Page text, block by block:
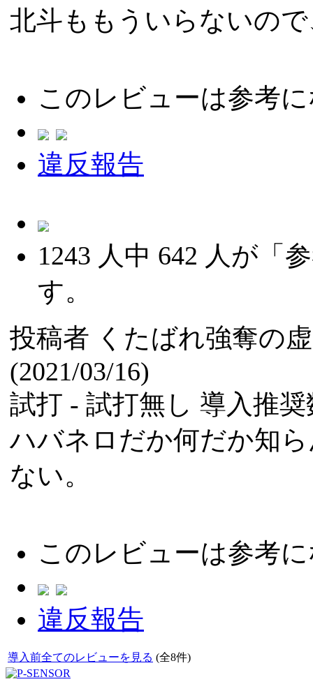
北斗ももういらないの
このレビューは参考
違反報告
1243 人中 642 人が「
す。
投稿者 くたばれ強奪の
(2021/03/16)
試打 - 試打無し 導入推
ハバネロだか何だか知
ない。
このレビューは参考
違反報告
導入前全てのレビューを見る (全8件)